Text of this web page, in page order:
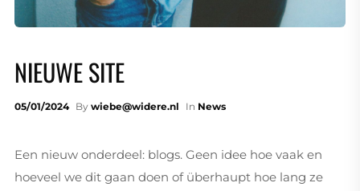
NIEUWE SITE
05/01/2024 By wiebe@widere.nl In News
Een nieuw onderdeel: blogs. Geen idee hoe vaak en
hoeveel we dit gaan doen of überhaupt hoe lang ze